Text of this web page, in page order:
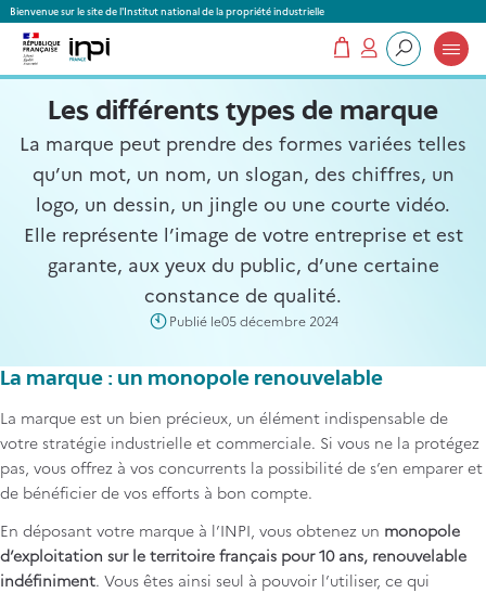
Bienvenue sur le site de l'Institut national de la propriété industrielle
Que recherchez-vous ?
Mon compte
Mon panier
Les différents types de marque
La marque peut prendre des formes variées telles
qu’un mot, un nom, un slogan, des chiffres, un
logo, un dessin, un jingle ou une courte vidéo.
Elle représente l’image de votre entreprise et est
garante, aux yeux du public, d’une certaine
constance de qualité.
Publié le05 décembre 2024
La marque : un monopole renouvelable
La marque est un bien précieux, un élément indispensable de
votre stratégie industrielle et commerciale. Si vous ne la protégez
pas, vous offrez à vos concurrents la possibilité de s’en emparer et
de bénéficier de vos efforts à bon compte.
En déposant votre marque à l’INPI, vous obtenez un monopole
d’exploitation sur le territoire français pour 10 ans, renouvelable
indéfiniment. Vous êtes ainsi seul à pouvoir l’utiliser, ce qui
Panneau de gestion des cookies